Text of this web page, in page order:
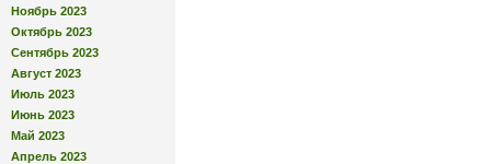
Ноябрь 2023
Октябрь 2023
Сентябрь 2023
Август 2023
Июль 2023
Июнь 2023
Май 2023
Апрель 2023